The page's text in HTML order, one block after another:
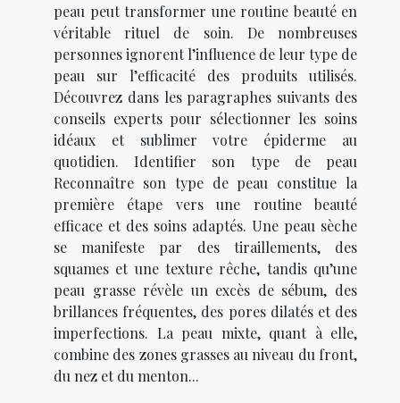
peau peut transformer une routine beauté en
véritable rituel de soin. De nombreuses
personnes ignorent l’influence de leur type de
peau sur l’efficacité des produits utilisés.
Découvrez dans les paragraphes suivants des
conseils experts pour sélectionner les soins
idéaux et sublimer votre épiderme au
quotidien. Identifier son type de peau
Reconnaître son type de peau constitue la
première étape vers une routine beauté
efficace et des soins adaptés. Une peau sèche
se manifeste par des tiraillements, des
squames et une texture rêche, tandis qu’une
peau grasse révèle un excès de sébum, des
brillances fréquentes, des pores dilatés et des
imperfections. La peau mixte, quant à elle,
combine des zones grasses au niveau du front,
du nez et du menton...